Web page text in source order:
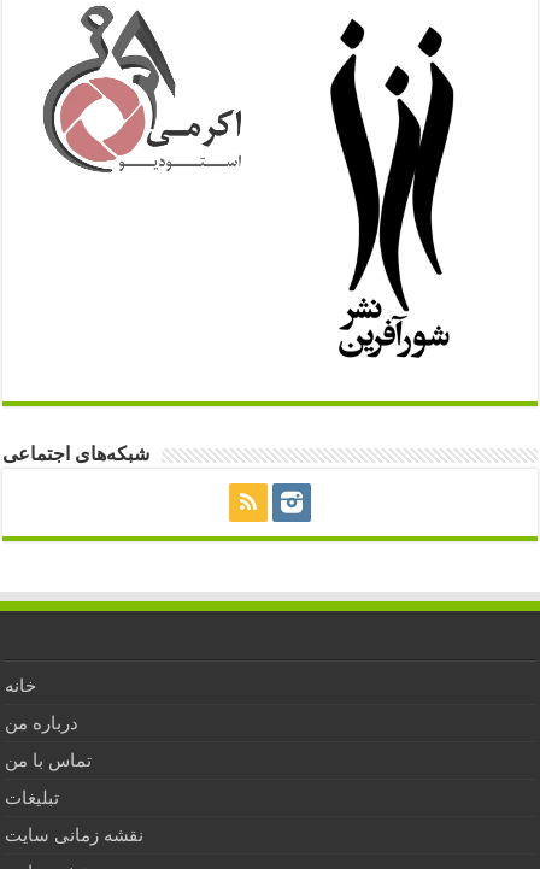
شبکه‌های اجتماعی
خانه
درباره من
تماس با من
تبلیغات
نقشه زمانی سایت